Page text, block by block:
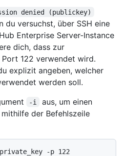
denied (publickey)
du versuchst, über SSH eine
Enterprise Server-Instance
dich, dass zur
122 verwendet wird.
explizit angeben, welcher
werden soll.
-i
aus, um einen
der Befehlszeile
-p 122